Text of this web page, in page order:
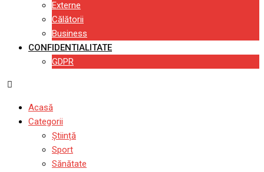
Externe
Călătorii
Business
CONFIDENTIALITATE
GDPR
Acasă
Categorii
Știință
Sport
Sănătate